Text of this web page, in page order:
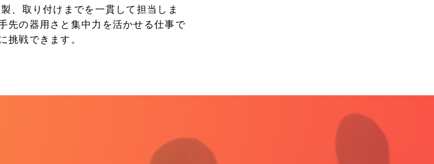
、取り付けまでを一貫して担当しま
先の器用さと集中力を活かせる仕事で
挑戦できます。